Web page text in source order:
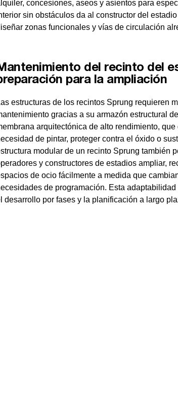
concesiones, aseos y asientos para
sin obstáculos da al constructor del
zonas funcionales y vías de circulación
del recinto del
para la ampliación
estructuras de los recintos Sprung requieren
gracias a su armazón estructural
arquitectónica de alto rendimiento, que
de pintar, proteger contra el óxido o
modular de un recinto Sprung también
y constructores de estadios ampliar,
de ocio fácilmente a medida que
de programación. Esta
desarrollo por fases y la planificación a largo